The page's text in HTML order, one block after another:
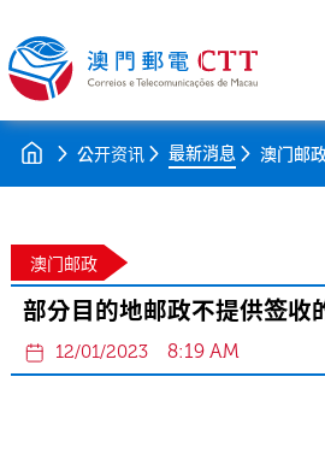
公开资讯 最新消息 澳门邮
澳门邮政
部分目的地邮政不提供签收
12/01/2023 8:19 AM